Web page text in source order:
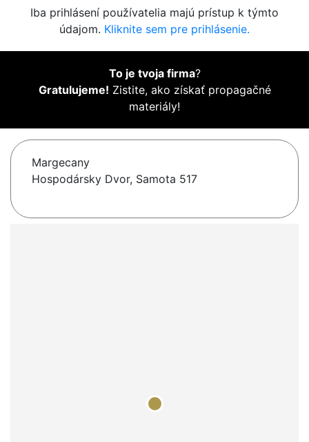
Iba prihlásení používatelia majú prístup k týmto
údajom. Kliknite sem pre prihlásenie.
To je tvoja firma?
Gratulujeme! Zistite, ako získať propagačné
materiály!
Margecany
Hospodársky Dvor, Samota 517